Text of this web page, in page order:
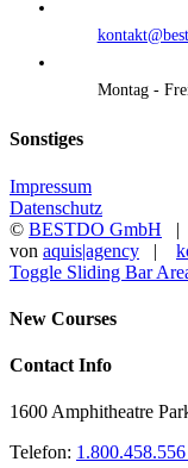
Montag -
Sonstiges
Impressum
Datenschutz
© BESTDO GmbH |
von aquis|agency |
Toggle Sliding Bar
New Courses
Contact Info
1600 Amphitheatre
Telefon: